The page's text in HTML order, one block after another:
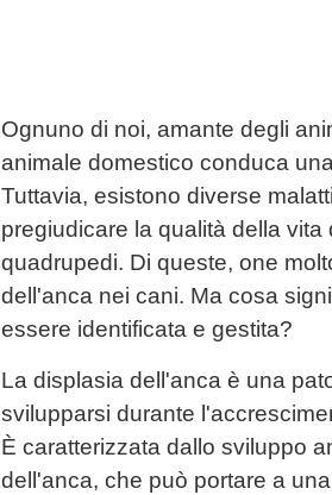
Ognuno di noi, amante degli
animale domestico conduca
Tuttavia, esistono diverse
pregiudicare la qualità della vita
quadrupedi. Di queste, one
dell'anca nei cani. Ma cosa
essere identificata e gestita?
La displasia dell'anca è una
svilupparsi durante
È caratterizzata dallo sviluppo
dell'anca, che può portare a